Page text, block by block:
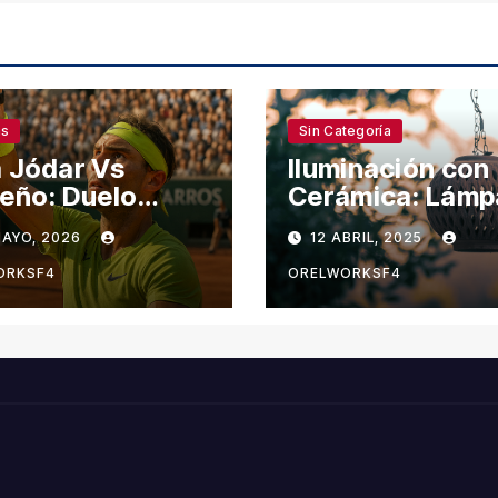
Jódar Vs
Duelo
en Roland
2026
Sin Categoría
Iluminación con
Cerámica:
que Evocan la
Naturaleza
12 ABRIL, 2025
ORELWORKSF4